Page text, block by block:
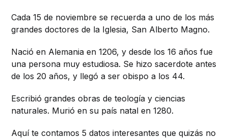
Cada 15 de noviembre se recuerda a uno de los más
grandes doctores de la Iglesia, San Alberto Magno.
Nació en Alemania en 1206, y desde los 16 años fue
una persona muy estudiosa. Se hizo sacerdote antes
de los 20 años, y llegó a ser obispo a los 44.
Escribió grandes obras de teología y ciencias
naturales. Murió en su país natal en 1280.
Aquí te contamos 5 datos interesantes que quizás no